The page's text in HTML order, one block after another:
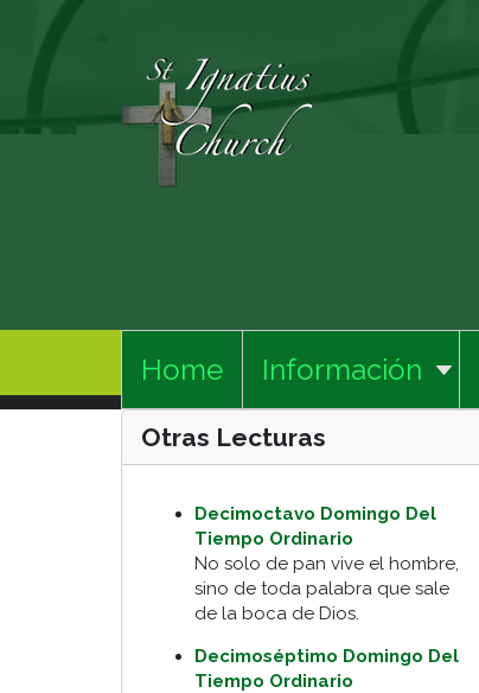
Home Información
Otras Lecturas
Decimoctavo Domingo Del
Tiempo Ordinario
No solo de pan vive el hombre,
sino de toda palabra que sale
de la boca de Dios.
Decimoséptimo Domingo Del
Tiempo Ordinario